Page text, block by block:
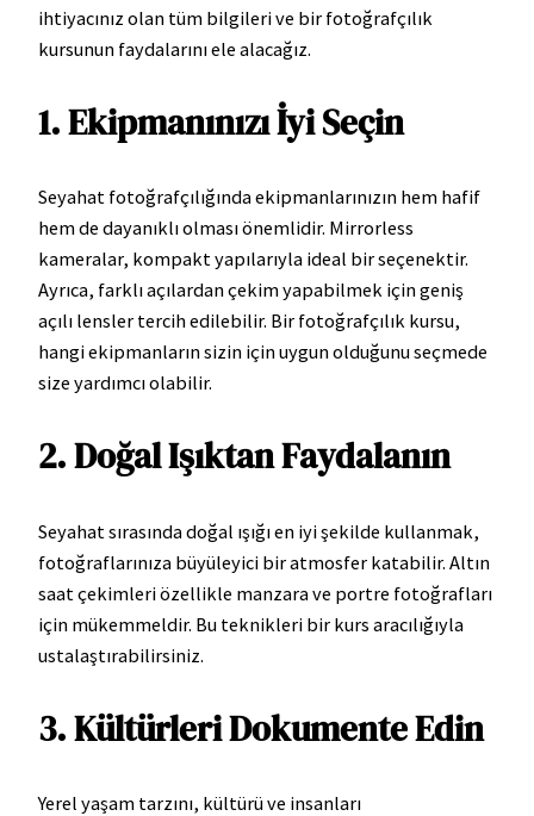
ihtiyacınız olan tüm bilgileri ve bir fotoğrafçılık
kursunun faydalarını ele alacağız.
1. Ekipmanınızı İyi Seçin
Seyahat fotoğrafçılığında ekipmanlarınızın hem hafif
hem de dayanıklı olması önemlidir. Mirrorless
kameralar, kompakt yapılarıyla ideal bir seçenektir.
Ayrıca, farklı açılardan çekim yapabilmek için geniş
açılı lensler tercih edilebilir. Bir fotoğrafçılık kursu,
hangi ekipmanların sizin için uygun olduğunu seçmede
size yardımcı olabilir.
2. Doğal Işıktan Faydalanın
Seyahat sırasında doğal ışığı en iyi şekilde kullanmak,
fotoğraflarınıza büyüleyici bir atmosfer katabilir. Altın
saat çekimleri özellikle manzara ve portre fotoğrafları
için mükemmeldir. Bu teknikleri bir kurs aracılığıyla
ustalaştırabilirsiniz.
3. Kültürleri Dokumente Edin
Yerel yaşam tarzını, kültürü ve insanları